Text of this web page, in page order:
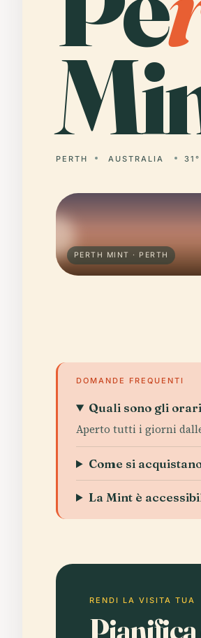
PERTH AUSTRALIA
PERTH MINT · PERTH
DOMANDE FREQUENTI
Quali sono gli
Aperto tutti i giorni dalle
Come si
La Mint è
RENDI LA VISITA TUA